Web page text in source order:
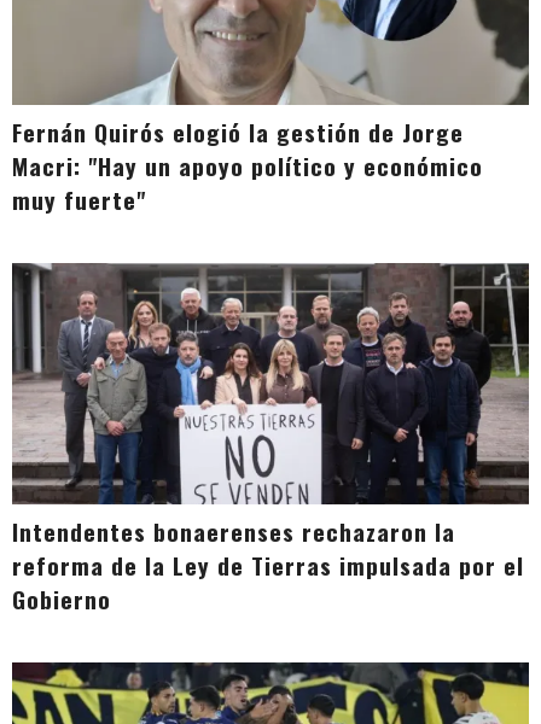
Fernán Quirós elogió la gestión de Jorge
Macri: "Hay un apoyo político y económico
muy fuerte"
Intendentes bonaerenses rechazaron la
reforma de la Ley de Tierras impulsada por el
Gobierno